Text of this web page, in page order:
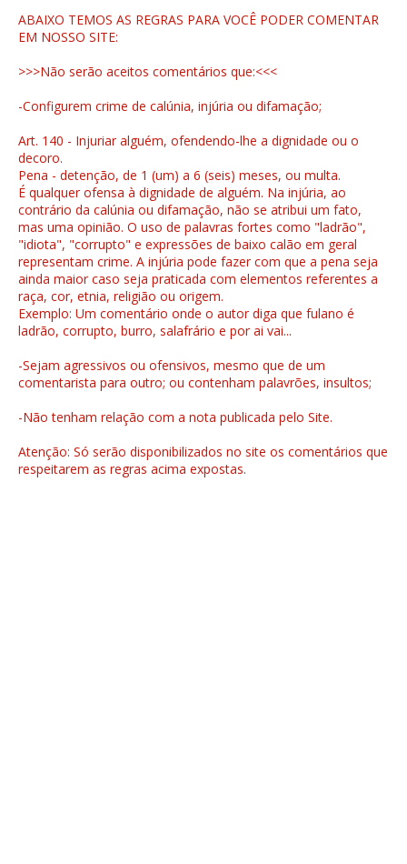
ABAIXO TEMOS AS REGRAS PARA VOCÊ PODER COMENTAR
EM NOSSO SITE:
>>>Não serão aceitos comentários que:<<<
-Configurem crime de calúnia, injúria ou difamação;
Art. 140 - Injuriar alguém, ofendendo-lhe a dignidade ou o
decoro.
Pena - detenção, de 1 (um) a 6 (seis) meses, ou multa.
É qualquer ofensa à dignidade de alguém. Na injúria, ao
contrário da calúnia ou difamação, não se atribui um fato,
mas uma opinião. O uso de palavras fortes como "ladrão",
"idiota", "corrupto" e expressões de baixo calão em geral
representam crime. A injúria pode fazer com que a pena seja
ainda maior caso seja praticada com elementos referentes a
raça, cor, etnia, religião ou origem.
Exemplo: Um comentário onde o autor diga que fulano é
ladrão, corrupto, burro, salafrário e por ai vai...
-Sejam agressivos ou ofensivos, mesmo que de um
comentarista para outro; ou contenham palavrões, insultos;
-Não tenham relação com a nota publicada pelo Site.
Atenção: Só serão disponibilizados no site os comentários que
respeitarem as regras acima expostas.